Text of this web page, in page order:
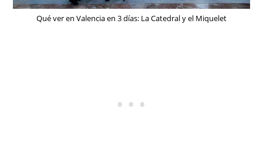
Qué ver en Valencia en 3 días: La Catedral y el Miquelet